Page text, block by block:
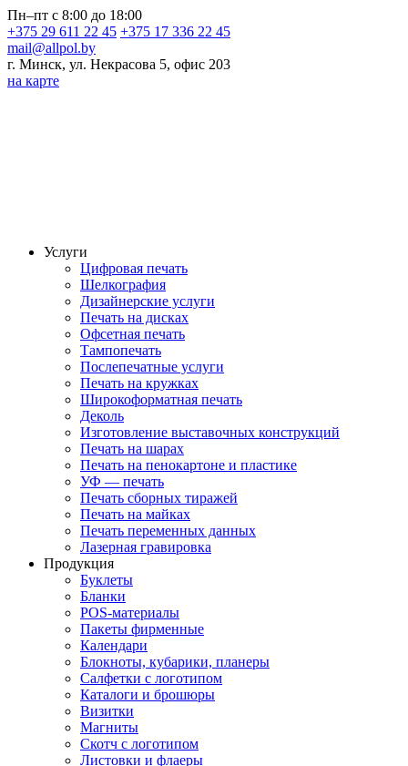
Пн–пт с 8:00 до 18:00
+375 29 611 22 45 +375 17 336 22 45
mail@allpol.by
г. Минск, ул. Некрасова 5, офис 203
на карте
Услуги
Цифровая печать
Шелкография
Дизайнерские услуги
Печать на дисках
Офсетная печать
Тампопечать
Послепечатные услуги
Печать на кружках
Широкоформатная печать
Деколь
Изготовление выставочных конструкций
Печать на шарах
Печать на пенокартоне и пластике
УФ — печать
Печать сборных тиражей
Печать на майках
Печать переменных данных
Лазерная гравировка
Продукция
Буклеты
Бланки
POS-материалы
Пакеты фирменные
Календари
Блокноты, кубарики, планеры
Салфетки с логотипом
Каталоги и брошюры
Визитки
Магниты
Скотч с логотипом
Листовки и флаеры